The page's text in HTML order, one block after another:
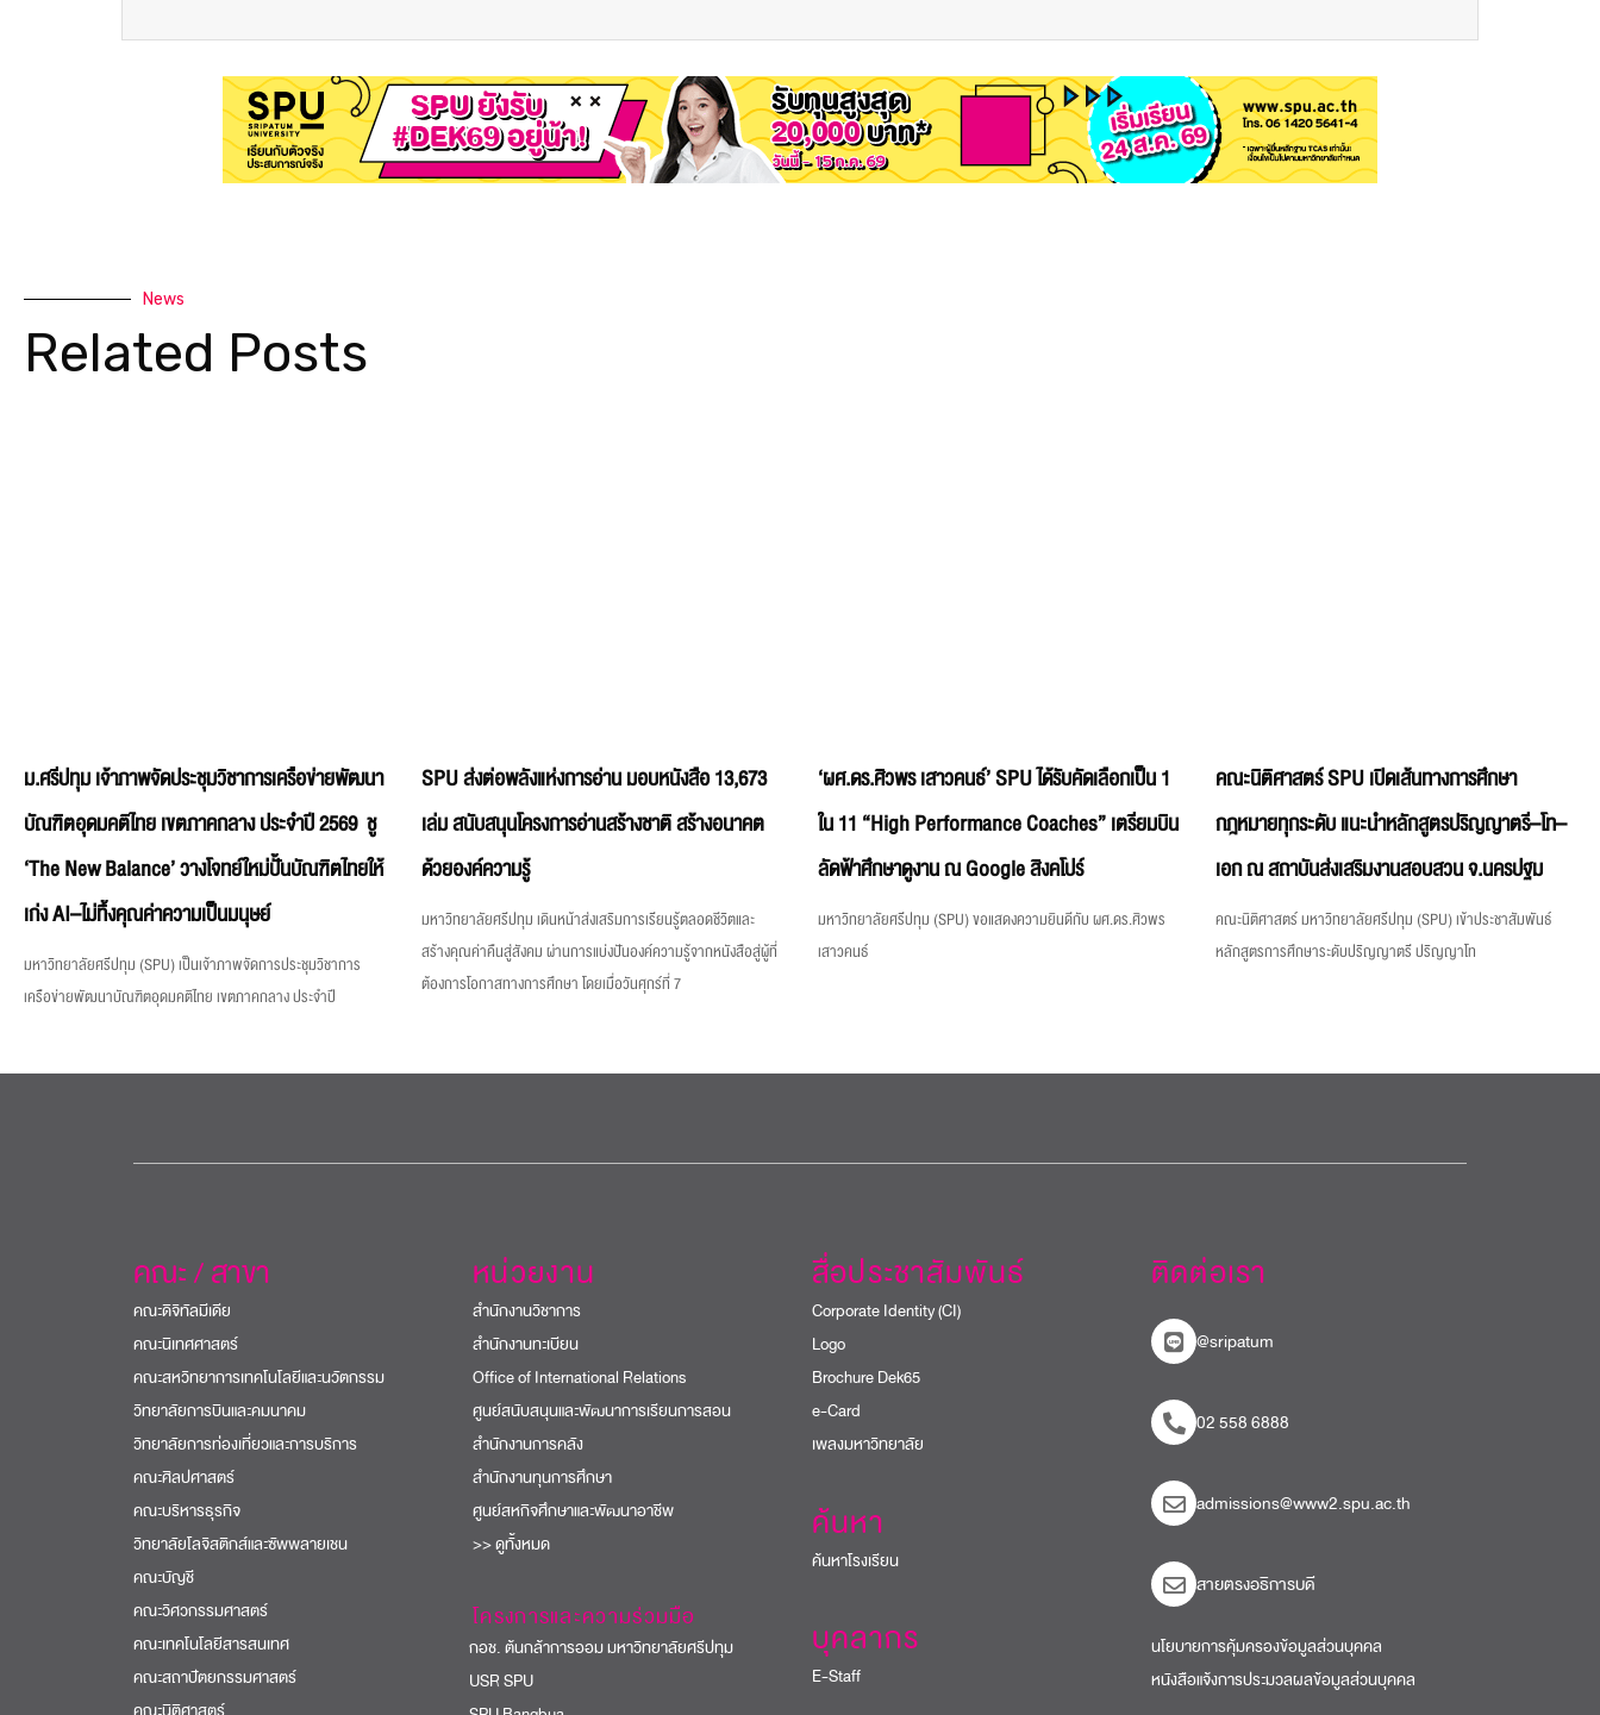
News
Related Posts
ม.ศรีปทุม เจ้าภาพจัดประชุมวิชาการเครือข่ายพัฒนา
บัณฑิตอุดมคติไทย เขตภาคกลาง ประจำปี 2569 ชู
‘The New Balance’ วางโจทย์ใหม่ปั้นบัณฑิตไทยให้
เก่ง AI–ไม่ทิ้งคุณค่าความเป็นมนุษย์
มหาวิทยาลัยศรีปทุม (SPU) เป็นเจ้าภาพจัดการประชุมวิชาการ
เครือข่ายพัฒนาบัณฑิตอุดมคติไทย เขตภาคกลาง ประจำปี
SPU ส่งต่อพลังแห่งการอ่าน มอบหนังสือ 13,673
เล่ม สนับสนุนโครงการอ่านสร้างชาติ สร้างอนาคต
ด้วยองค์ความรู้
มหาวิทยาลัยศรีปทุม เดินหน้าส่งเสริมการเรียนรู้ตลอดชีวิตและ
สร้างคุณค่าคืนสู่สังคม ผ่านการแบ่งปันองค์ความรู้จากหนังสือสู่ผู้ที่
ต้องการโอกาสทางการศึกษา โดยเมื่อวันศุกร์ที่ 7
‘ผศ.ดร.ศิวพร เสาวคนธ์’ SPU ได้รับคัดเลือกเป็น 1
ใน 11 “High Performance Coaches” เตรียมบิน
ลัดฟ้าศึกษาดูงาน ณ Google สิงคโปร์
มหาวิทยาลัยศรีปทุม (SPU) ขอแสดงความยินดีกับ ผศ.ดร.ศิวพร
เสาวคนธ์
คณะนิติศาสตร์ SPU เปิดเส้นทางการศึกษา
กฎหมายทุกระดับ แนะนำหลักสูตรปริญญาตรี–โท–
เอก ณ สถาบันส่งเสริมงานสอบสวน จ.นครปฐม
คณะนิติศาสตร์ มหาวิทยาลัยศรีปทุม (SPU) เข้าประชาสัมพันธ์
หลักสูตรการศึกษาระดับปริญญาตรี ปริญญาโท
คณะ / สาขา
คณะดิจิทัลมีเดีย
คณะนิเทศศาสตร์
คณะสหวิทยาการเทคโนโลยีและนวัตกรรม
วิทยาลัยการบินและคมนาคม
วิทยาลัยการท่องเที่ยวและการบริการ
คณะศิลปศาสตร์
คณะบริหารธุรกิจ
วิทยาลัยโลจิสติกส์และซัพพลายเชน
คณะบัญชี
คณะวิศวกรรมศาสตร์
คณะเทคโนโลยีสารสนเทศ
คณะสถาปัตยกรรมศาสตร์
หน่วยงาน
สำนักงานวิชาการ
สำนักงานทะเบียน
Office of International Relations
ศูนย์สนับสนุนและพัฒนาการเรียนการสอน
สำนักงานการคลัง
สำนักงานทุนการศึกษา
ศูนย์สหกิจศึกษาและพัฒนาอาชีพ
>> ดูทั้งหมด
โครงการและความร่วมมือ
กอช. ต้นกล้าการออม มหาวิทยาลัยศรีปทุม
USR SPU
สื่อประชาสัมพันธ์
Corporate Identity (CI)
Logo
Brochure Dek65
e-Card
เพลงมหาวิทยาลัย
ค้นหา
ค้นหาโรงเรียน
บุคลากร
E-Staff
ติดต่อเรา
@sripatum
02 558 6888
admissions@www2.spu.ac.th
สายตรงอธิการบดี​
นโยบายการคุ้มครองข้อมูลส่วนบุคคล
หนังสือแจ้งการประมวลผลข้อมูลส่วนบุคคล